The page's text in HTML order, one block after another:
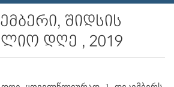
შიდსის
დღე , 2019